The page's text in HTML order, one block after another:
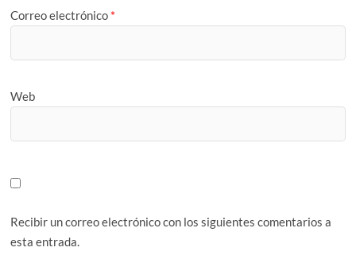
Correo electrónico *
Web
Recibir un correo electrónico con los siguientes comentarios a
esta entrada.